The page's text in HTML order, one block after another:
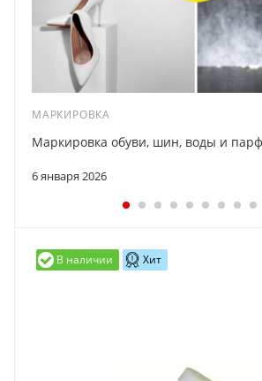
МАРКИРОВКА
6 января 2026
Маркировка обуви, шин, воды и
В наличии Хит